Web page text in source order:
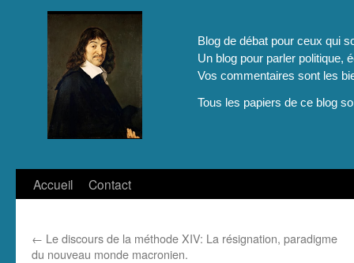
Blog de débat pour ceux qui
Un blog pour parler politique,
Vos commentaires sont les
Tous les papiers de ce blog
Aller
contenu
Accueil Contact
← Le discours de la méthode XIV: La résignation, paradigme
du nouveau monde macronien.